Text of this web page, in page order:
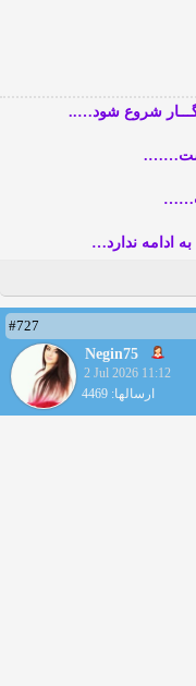
شروع شود…..
به ادامه ندارد…
#727
Negin75
2 Jul 2026 11:12
ارسالها: 4469